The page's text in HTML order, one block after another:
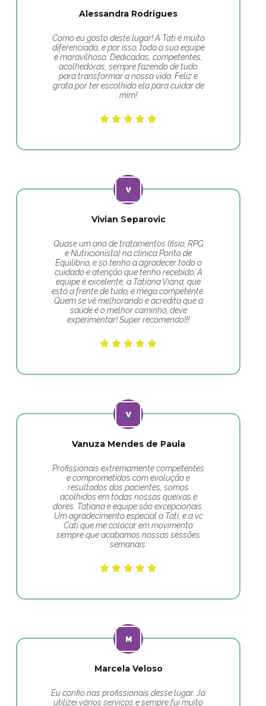
Alessandra Rodrigues
Como eu gosto deste lugar! A Tati é muito
diferenciada, e por isso, toda a sua equipe
é maravilhosa. Dedicadas, competentes,
acolhedoras, sempre fazendo de tudo
para transformar a nossa vida. Feliz e
grata por ter escolhido ela para cuidar de
mim!
Vivian Separovic
Quase um ano de tratamentos (fisio, RPG
e Nutricionista) na clínica Ponto de
Equilíbrio, e só tenho a agradecer todo o
cuidado e atenção que tenho recebido. A
equipe é excelente, a Tatiana Viana, que
está a frente de tudo, é mega competente.
Quem se vê melhorando e acredita que a
saúde é o melhor caminho, deve
experimentar! Super recomendo!!!
Vanuza Mendes de Paula
Profissionais extremamente competentes
e comprometidos com evolução e
resultados dos pacientes, somos
acolhidos em todas nossas queixas e
dores. Tatiana e equipe são excepcionais.
Um agradecimento especial a Tati, e a vc
Cati que me colocar em movimento
sempre que acabamos nossas sessões
semanais.
Marcela Veloso
Eu confio nas profissionais desse lugar. Já
utilizei vários serviços e sempre fui muito